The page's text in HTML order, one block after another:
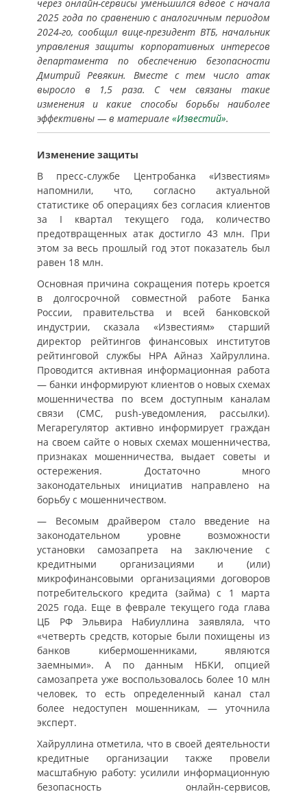
через онлайн-сервисы уменьшился вдвое с начала
2025 года по сравнению с аналогичным периодом
2024-го, сообщил вице-президент ВТБ, начальник
управления защиты корпоративных интересов
департамента по обеспечению безопасности
Дмитрий Ревякин. Вместе с тем число атак
выросло в 1,5 раза. С чем связаны такие
изменения и какие способы борьбы наиболее
эффективны — в материале «Известий».
Изменение защиты
В пресс-службе Центробанка «Известиям»
напомнили, что, согласно актуальной
статистике об операциях без согласия клиентов
за I квартал текущего года, количество
предотвращенных атак достигло 43 млн. При
этом за весь прошлый год этот показатель был
равен 18 млн.
Основная причина сокращения потерь кроется
в долгосрочной совместной работе Банка
России, правительства и всей банковской
индустрии, сказала «Известиям» старший
директор рейтингов финансовых институтов
рейтинговой службы НРА Айназ Хайруллина.
Проводится активная информационная работа
— банки информируют клиентов о новых схемах
мошенничества по всем доступным каналам
связи (СМС, push-уведомления, рассылки).
Мегарегулятор активно информирует граждан
на своем сайте о новых схемах мошенничества,
признаках мошенничества, выдает советы и
остережения. Достаточно много
законодательных инициатив направлено на
борьбу с мошенничеством.
— Весомым драйвером стало введение на
законодательном уровне возможности
установки самозапрета на заключение с
кредитными организациями и (или)
микрофинансовыми организациями договоров
потребительского кредита (займа) с 1 марта
2025 года. Еще в феврале текущего года глава
ЦБ РФ Эльвира Набиуллина заявляла, что
«четверть средств, которые были похищены из
банков кибермошенниками, являются
заемными». А по данным НБКИ, опцией
самозапрета уже воспользовалось более 10 млн
человек, то есть определенный канал стал
более недоступен мошенникам, — уточнила
эксперт.
Хайруллина отметила, что в своей деятельности
кредитные организации также провели
масштабную работу: усилили информационную
безопасность онлайн-сервисов,